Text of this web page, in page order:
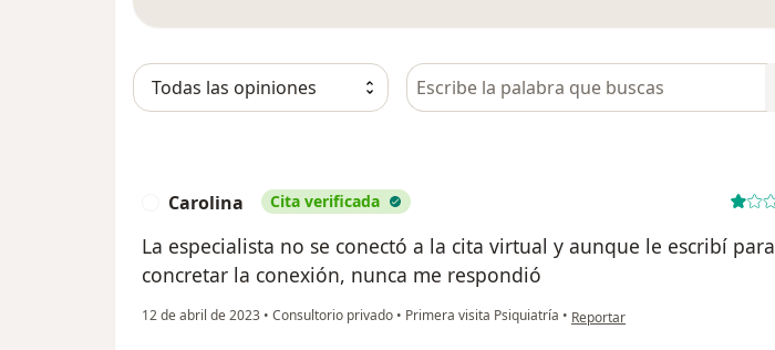
Busca en opiniones
Carolina Cita verificada
La especialista no se conectó a la cita virtual y aunque le escribí para
concretar la conexión, nunca me respondió
12 de abril de 2023 • Consultorio privado • Primera visita Psiquiatría • en opinión del usuario Carolina
Reportar